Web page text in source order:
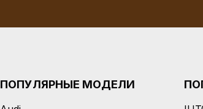
ПОПУЛЯРНЫЕ МОДЕЛИ